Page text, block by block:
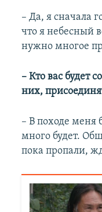
– Да, я сначала
что я небесный
нужно многое
– Кто вас будет
них,
– В походе меня
много будет.
пока пропали,